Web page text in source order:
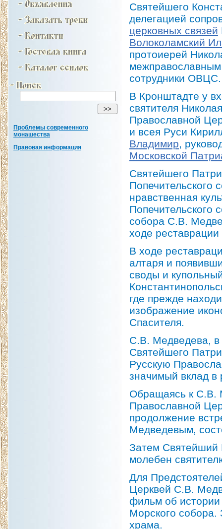
Проблемы современного
монашества
Правовая информация
Святейшего
делегацией
церковных связей
Волоколамский
протоиерей
сотрудники ОВЦС.
В Кронштадте у
святителя
Православной
и всея Руси
Владимир,
Московской
Святейшего
Попечительского
нравственная
Попечительского
собора С.В.
ходе
В ходе
алтаря и
своды и
где прежде
изображение
Спасителя.
С.В. Медведева, в
Святейшего
Русскую
значимый вклад
Обращаясь к С.В.
Православной
продолжение
Медведевым,
Затем Святейший
молебен
Для
Церквей С.В.
фильм об истории
Морского собора.
храма.